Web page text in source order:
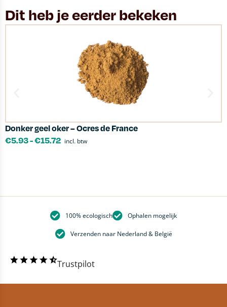
Dit heb je eerder bekeken
Donker geel oker – Ocres de France
€5.93-€15.72 incl. btw
100% ecologisch Ophalen mogelijk
Verzenden naar Nederland & België
Trustpilot